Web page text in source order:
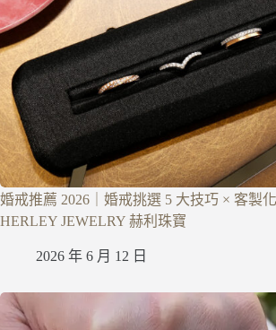
婚戒推薦 2026｜婚戒挑選 5 大技巧 × 客製化
HERLEY JEWELRY 赫利珠寶
2026 年 6 月 12 日